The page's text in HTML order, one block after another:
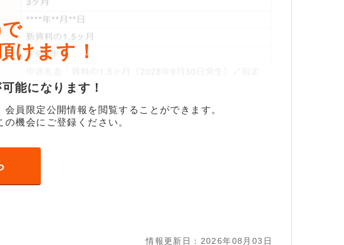
けます！
能になります！
員限定公開情報を閲覧することができます。
機会にご登録ください。
情報更新日：2026年08月03日